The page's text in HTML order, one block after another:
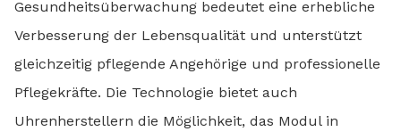
Gesundheitsüberwachung bedeutet eine erhebliche
Verbesserung der Lebensqualität und unterstützt
gleichzeitig pflegende Angehörige und professionelle
Pflegekräfte. Die Technologie bietet auch
Uhrenherstellern die Möglichkeit, das Modul in